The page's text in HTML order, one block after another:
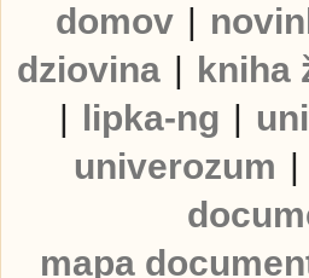
domov |
dziovina | kniha
| lipka-ng |
univerozum |
mapa